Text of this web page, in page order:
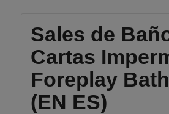
Sales de
Cartas
Foreplay
(EN ES)